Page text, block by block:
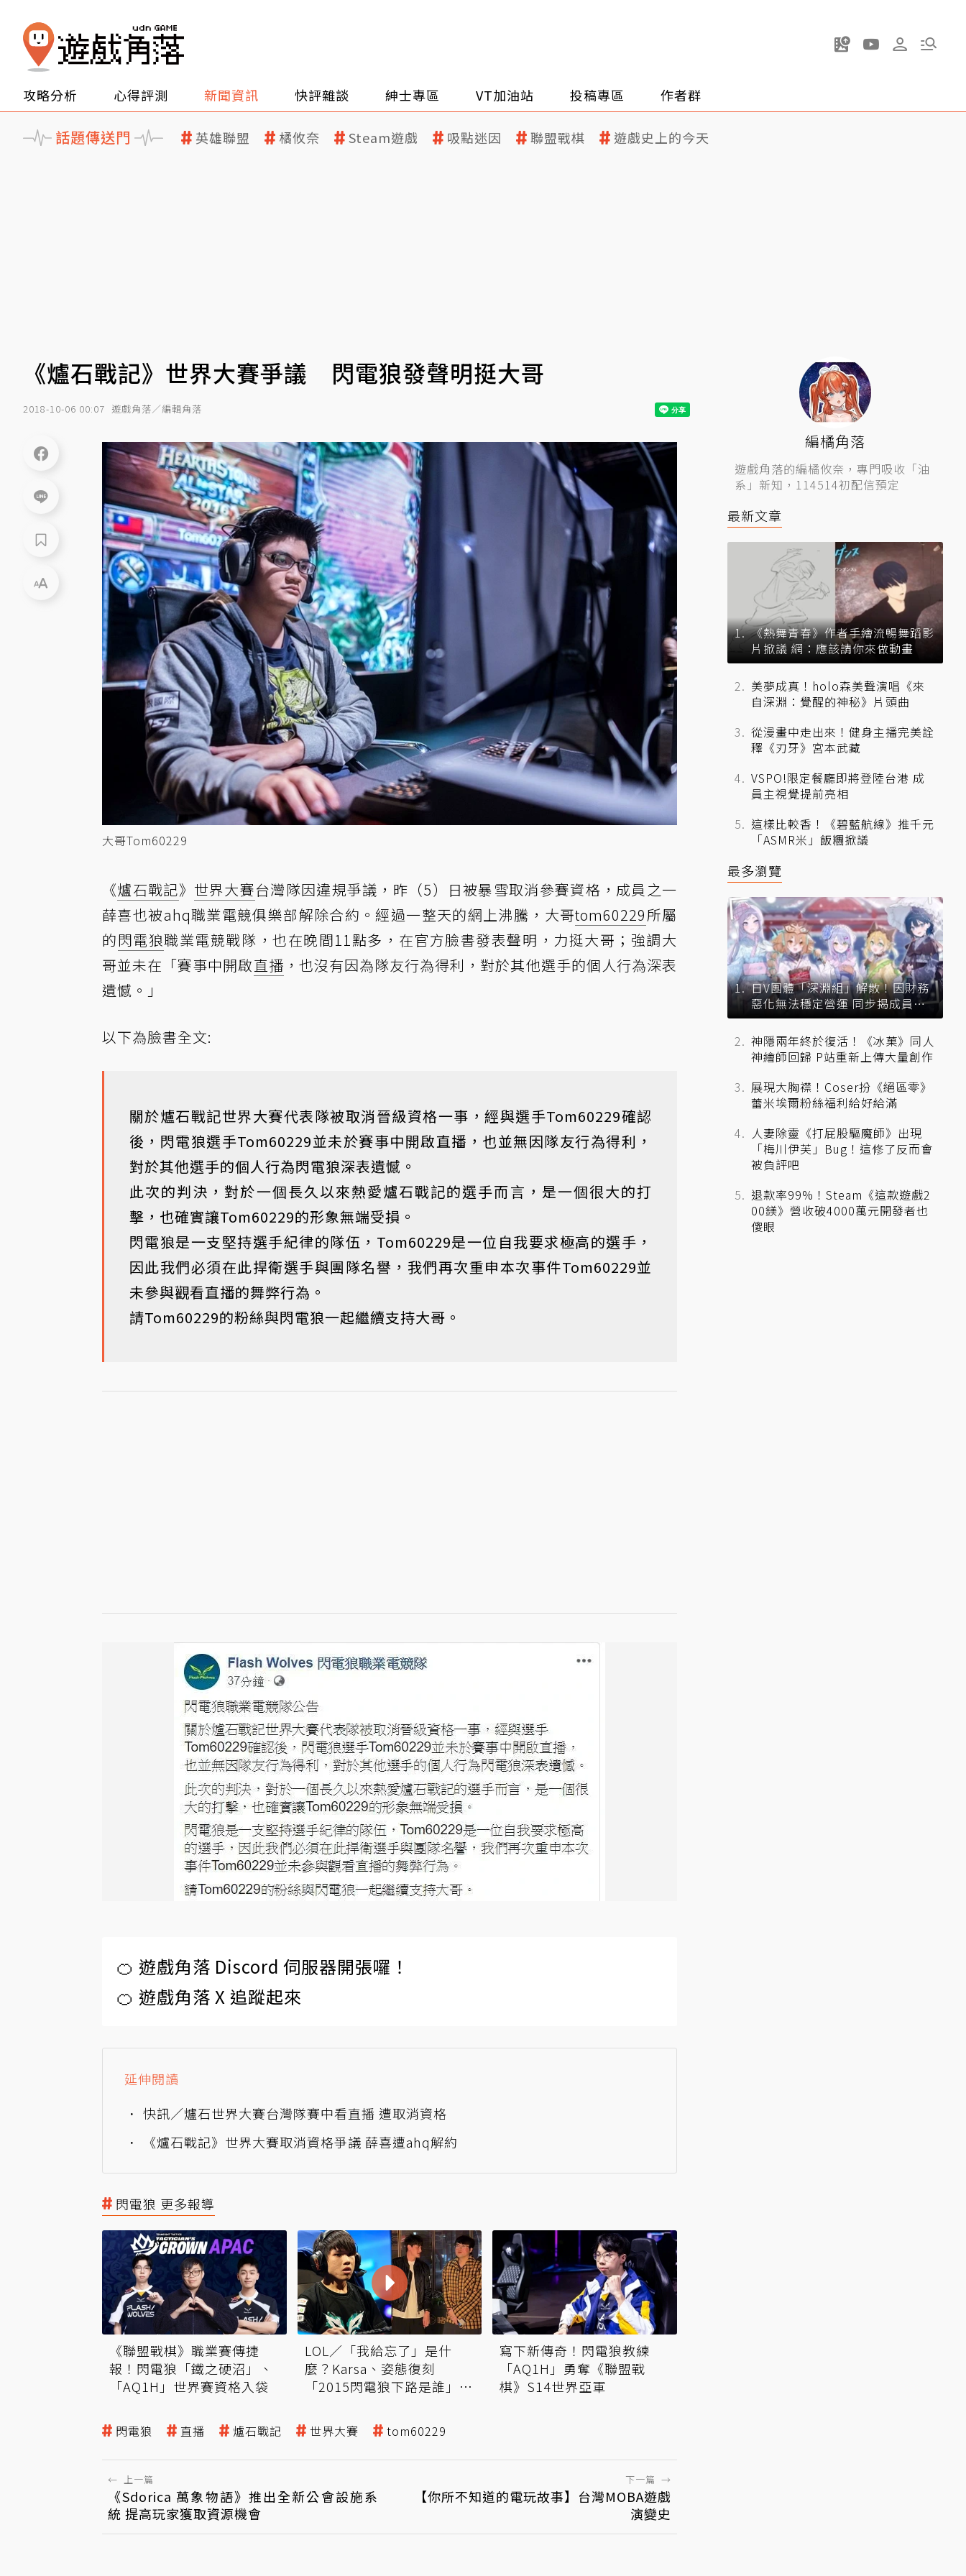
攻略分析 心得評測 新聞資訊 快評雜談 紳士專區 VT加油站 投稿專區 作者群
話題傳送門 英雄聯盟 橘攸奈 Steam遊戲 吸點迷因 聯盟戰棋 遊戲史上的今天
《爐石戰記》世界大賽爭議 閃電狼發聲明挺大哥
2018-10-06 00:07 遊戲角落／編輯角落
大哥Tom60229
《爐石戰記》 世界大賽台灣隊因違規爭議，昨（5）日被暴雪取消參賽資格，成員之一
薛喜也被ahq職業電競俱樂部解除合約。經過一整天的網上沸騰，大哥tom60229所屬
的閃電狼職業電競戰隊，也在晚間11點多，在官方臉書發表聲明 ，力挺大哥；強調大
哥並未在「賽事中開啟直播 ，也沒有因為隊友行為得利，對於其他選手的個人行為深表
遺憾。」
以下為臉書全文:
關於爐石戰記世界大賽代表隊被取消晉級資格一事，經與選手Tom60229確認
後，閃電狼選手Tom60229並未於賽事中開啟直播，也並無因隊友行為得利，
對於其他選手的個人行為閃電狼深表遺憾。
此次的判決，對於一個長久以來熱愛爐石戰記的選手而言，是一個很大的打
擊，也確實讓Tom60229的形象無端受損。
閃電狼是一支堅持選手紀律的隊伍，Tom60229是一位自我要求極高的選手，
因此我們必須在此捍衛選手與團隊名譽，我們再次重申本次事件Tom60229並
未參與觀看直播的舞弊行為。
請Tom60229的粉絲與閃電狼一起繼續支持大哥。
🍊 遊戲角落 Discord 伺服器開張囉！
🍊 遊戲角落 X 追蹤起來
延伸閱讀
快訊／爐石世界大賽台灣隊賽中看直播 遭取消資格
《爐石戰記》世界大賽取消資格爭議 薛喜遭ahq解約
閃電狼 更多報導
《聯盟戰棋》職業賽傳捷
報！閃電狼「鐵之硬沼」、
「AQ1H」世界賽資格入袋
LOL／「我給忘了」是什
麼？Karsa、姿態復刻
「2015閃電狼下路是誰」迷
寫下新傳奇！閃電狼教練
「AQ1H」勇奪《聯盟戰
棋》S14世界亞軍
閃電狼 直播 爐石戰記 世界大賽 tom60229
← 上一篇
《Sdorica 萬象物語》推出全新公會設施系
統 提高玩家獲取資源機會
下一篇 →
【你所不知道的電玩故事】台灣MOBA遊戲
演變史
編橘角落
遊戲角落的編橘攸奈，專門吸收「油
系」新知，114514初配信預定
最新文章
《熱舞青春》作者手繪流暢舞蹈影
片掀議 網：應該請你來做動畫
美夢成真！holo森美聲演唱《來
自深淵：覺醒的神秘》片頭曲
從漫畫中走出來！健身主播完美詮
釋《刃牙》宮本武藏
VSPO!限定餐廳即將登陸台港 成
員主視覺提前亮相
這樣比較香！《碧藍航線》推千元
「ASMR米」飯糰掀議
最多瀏覽
日V團體「深淵組」解散！因財務
惡化無法穩定營運 同步揭成員未
來去向
神隱兩年終於復活！《冰菓》同人
神繪師回歸 P站重新上傳大量創作
展現大胸襟！Coser扮《絕區零》
蕾米埃爾粉絲福利給好給滿
人妻除靈《打屁股驅魔師》出現
「梅川伊芙」Bug！這修了反而會
被負評吧
退款率99%！Steam《這款遊戲2
00鎂》營收破4000萬元開發者也
傻眼